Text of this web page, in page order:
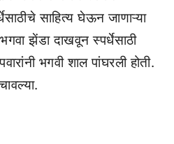
साहित्य घेऊन जाणाऱ्या
भगवा झेंडा दाखवून स्पर्धेसाठी
भगवी शाल पांघरली होती.